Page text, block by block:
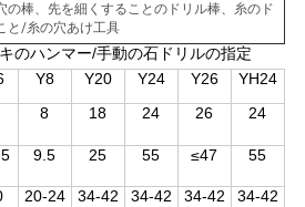
の棒、先を細くすることのドリル棒、糸のド
と/糸の穴あけ工具
のハンマー/手動の石ドリルの指定
Y8 Y20 Y24 Y26
YH24
8 18 24 26 24
9.5 25 55 ≤47 55
20-24 34-42 34-42 34-42 34-42